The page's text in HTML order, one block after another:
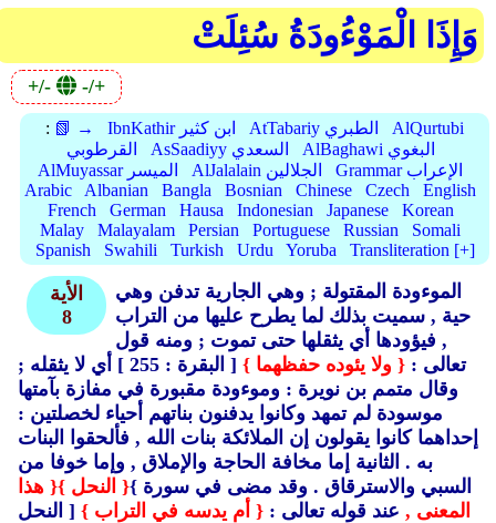
وَإِذَا الْمَوْءُودَةُ سُئِلَتْ
+/- -/+
: 📗 → IbnKathir ابن كثير AtTabariy الطبري
AlQurtubi
القرطوبي
AsSaadiyy السعدي
AlBaghawi البغوي
AlMuyassar الميسر
AlJalalain الجلالين
Grammar الإعراب
Arabic
Albanian Bangla Bosnian Chinese Czech
English
French
German Hausa Indonesian Japanese
Korean
Malay
Malayalam Persian Portuguese Russian
Somali
Spanish
Swahili Turkish Urdu Yoruba Transliteration [+]
الأية
8
الموءودة المقتولة ; وهي الجارية تدفن وهي
حية , سميت بذلك لما يطرح عليها من التراب
, فيؤودها أي يثقلها حتى تموت ; ومنه قول
تعالى : { ولا يئوده حفظهما }
[ البقرة : 255 ] أي لا يثقله ;
وقال متمم بن نويرة : وموءودة مقبورة في مفازة بآمتها
موسودة لم تمهد وكانوا يدفنون بناتهم أحياء لخصلتين :
إحداهما كانوا يقولون إن الملائكة بنات الله , فألحقوا البنات
به . الثانية إما مخافة الحاجة والإملاق , وإما خوفا من
السبي والاسترقاق . وقد مضى في سورة }{ النحل }{ هذا
المعنى , عند قوله تعالى : { أم يدسه في التراب } [ النحل